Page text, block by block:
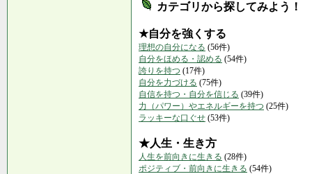
カテゴリから探してみよう！
★自分を強くする
理想の自分になる (56件)
自分をほめる・認める (54件)
誇りを持つ (17件)
自分を力づける (75件)
自信を持つ・自分を信じる (39件)
力（パワー）やエネルギーを持つ (25件)
ラッキーな口ぐせ (53件)
★人生・生き方
人生を前向きに生きる (28件)
ポジティブ・前向きに生きる (54件)